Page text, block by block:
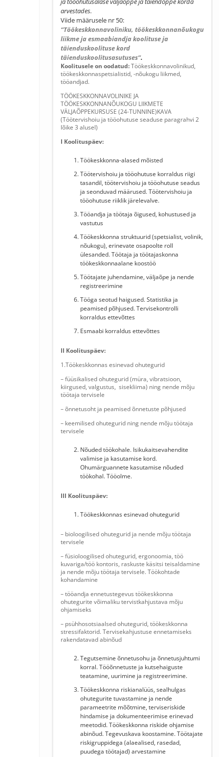
arvestades.
Viide määrusele nr 50:
“Töökeskkonnavoliniku, töökeskkonnanõukogu
liikme ja esmaabiandja koolituse ja
täienduskoolituse kord
täienduskoolitusasutuses”.
Koolitusele on oodatud:Töökeskkonnavolinikud,
töökeskkonnaspetsialistid, -nõukogu liikmed,
tööandjad.
TÖÖKESKKONNAVOLINIKE JA
TÖÖKESKKONNANÕUKOGU LIIKMETE
VÄLJAÕPPEKURSUSE (24-TUNNINE)KAVA
(Töötervishoiu ja tööohutuse seaduse paragrahvi 2
lõike 3 alusel)
I Koolituspäev:
Töökeskkonna-alased mõisted
Töötervishoiu ja tööohutuse korraldus riigi
tasandil, töötervishoiu ja tööohutuse seadus
ja seonduvad määrused. Töötervishoiu ja
tööohutuse riiklik järelevalve.
Tööandja ja töötaja õigused, kohustused ja
vastutus
Töökeskkonna struktuurid (spetsialist, volinik,
nõukogu), erinevate osapoolte roll
ülesanded. Töötaja ja töötajaskonna
töökeskkonnaalane koostöö
Töötajate juhendamine, väljaõpe ja nende
registreerimine
Tööga seotud haigused. Statistika ja
peamised põhjused. Tervisekontrolli
korraldus ettevõttes
Esmaabi korraldus ettevõttes
II Koolituspäev:
1.Töökeskkonnas esinevad ohutegurid
– füüsikalised ohutegurid (müra, vibratsioon,
kiirgused, valgustus, sisekliima) ning nende mõju
töötaja tervisele
– õnnetusoht ja peamised õnnetuste põhjused
– keemilised ohutegurid ning nende mõju töötaja
tervisele
Nõuded töökohale. Isikukaitsevahendite
valimise ja kasutamise kord.
Ohumärguannete kasutamise nõuded
töökohal. Tööolme.
III Koolituspäev:
Töökeskkonnas esinevad ohutegurid
– bioloogilised ohutegurid ja nende mõju töötaja
tervisele
– füsioloogilised ohutegurid, ergonoomia, töö
kuvariga/töö kontoris, raskuste käsitsi teisaldamine
ja nende mõju töötaja tervisele. Töökohtade
kohandamine
– tööandja ennetustegevus töökeskkonna
ohutegurite võimaliku tervistkahjustava mõju
ohjamiseks
– psühhosotsiaalsed ohutegurid, töökeskkonna
stressifaktorid. Tervisekahjustuse ennetamiseks
rakendatavad abinõud
Tegutsemine õnnetusohu ja õnnetusjuhtumi
korral. Tööõnnetuste ja kutsehaiguste
teatamine, uurimine ja registreerimine.
Töökeskkonna riskianalüüs, sealhulgas
ohutegurite tuvastamine ja nende
parameetrite mõõtmine, terviseriskide
hindamise ja dokumenteerimise erinevad
meetodid. Töökeskkonna riskide ohjamise
abinõud. Tegevuskava koostamine. Töötajate
riskigruppidega (alaealised, rasedad,
puudega töötajad) arvestamine